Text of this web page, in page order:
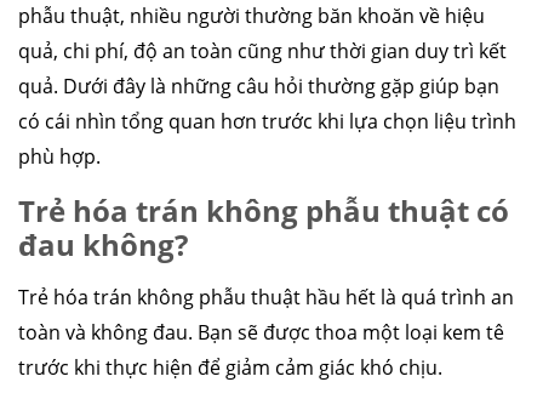
phẫu thuật, nhiều người thường băn khoăn về hiệu
quả, chi phí, độ an toàn cũng như thời gian duy trì kết
quả. Dưới đây là những câu hỏi thường gặp giúp bạn
có cái nhìn tổng quan hơn trước khi lựa chọn liệu trình
phù hợp.
Trẻ hóa trán không phẫu thuật có
đau không?
Trẻ hóa trán không phẫu thuật hầu hết là quá trình an
toàn và không đau. Bạn sẽ được thoa một loại kem tê
trước khi thực hiện để giảm cảm giác khó chịu.